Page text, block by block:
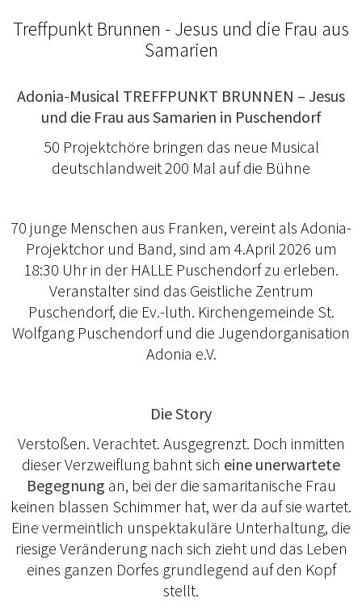
Treffpunkt Brunnen - Jesus und die Frau aus
Samarien
Adonia-Musical TREFFPUNKT BRUNNEN – Jesus
und die Frau aus Samarien in Puschendorf
50 Projektchöre bringen das neue Musical
deutschlandweit 200 Mal auf die Bühne
70 junge Menschen aus Franken, vereint als Adonia-
Projektchor und Band, sind am 4.April 2026 um
18:30 Uhr in der HALLE Puschendorf zu erleben.
Veranstalter sind das Geistliche Zentrum
Puschendorf, die Ev.-luth. Kirchengemeinde St.
Wolfgang Puschendorf und die Jugendorganisation
Adonia e.V.
Die Story
Verstoßen. Verachtet. Ausgegrenzt. Doch inmitten
dieser Verzweiflung bahnt sich eine unerwartete
Begegnung an, bei der die samaritanische Frau
keinen blassen Schimmer hat, wer da auf sie wartet.
Eine vermeintlich unspektakuläre Unterhaltung, die
riesige Veränderung nach sich zieht und das Leben
eines ganzen Dorfes grundlegend auf den Kopf
stellt.